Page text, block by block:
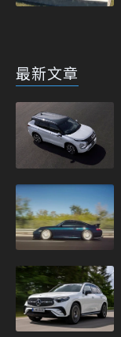
最新文章